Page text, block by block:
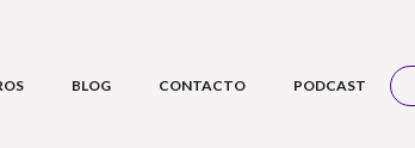
BLOG CONTACTO PODCAST